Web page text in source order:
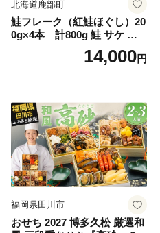
北海道鹿部町
鮭フレーク（紅鮭ほぐし）20
0g×4本 計800g 鮭 サケ 鮭
ほぐし サケフレーク シャケ
フレーク 鮭フレーク14,000円
福岡県田川市
おせち 2027 博多久松 厳選和